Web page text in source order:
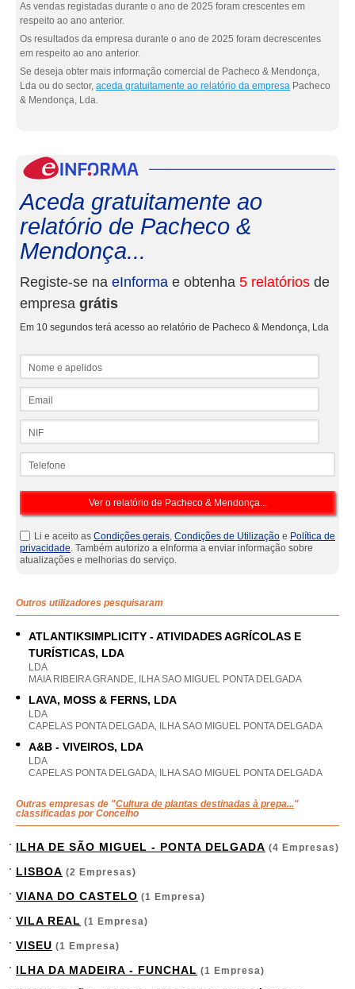
As vendas registadas durante o ano de 2025 foram crescentes em
respeito ao ano anterior.
Os resultados da empresa durante o ano de 2025 foram decrescentes
em respeito ao ano anterior.
Se deseja obter mais informação comercial de Pacheco & Mendonça,
Lda ou do sector, aceda gratuitamente ao relatório da empresa Pacheco
& Mendonça, Lda.
Aceda gratuitamente ao
relatório de Pacheco &
Mendonça...
Registe-se na eInforma e obtenha 5 relatórios de
empresa grátis
Em 10 segundos terá acesso ao relatório de Pacheco & Mendonça, Lda
Li e aceito as Condições gerais, Condições de Utilização e Política de
privacidade. Também autorizo a eInforma a enviar informação sobre
atualizações e melhorias do serviço.
Outros utilizadores pesquisaram
ATLANTIKSIMPLICITY - ATIVIDADES AGRÍCOLAS E
TURÍSTICAS, LDA
LDA
MAIA RIBEIRA GRANDE, ILHA SAO MIGUEL PONTA DELGADA
LAVA, MOSS & FERNS, LDA
LDA
CAPELAS PONTA DELGADA, ILHA SAO MIGUEL PONTA DELGADA
A&B - VIVEIROS, LDA
LDA
CAPELAS PONTA DELGADA, ILHA SAO MIGUEL PONTA DELGADA
Outras empresas de "Cultura de plantas destinadas à prepa..."
classificadas por Concelho
ILHA DE SÃO MIGUEL - PONTA DELGADA (4 Empresas)
LISBOA (2 Empresas)
VIANA DO CASTELO (1 Empresa)
VILA REAL (1 Empresa)
VISEU (1 Empresa)
ILHA DA MADEIRA - FUNCHAL (1 Empresa)